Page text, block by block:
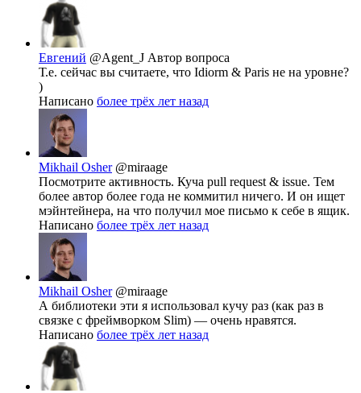
Евгений @Agent_J Автор вопроса
Т.е. сейчас вы считаете, что Idiorm & Paris не на уровне?
)
Написано более трёх лет назад
Mikhail Osher @miraage
Посмотрите активность. Куча pull request & issue. Тем
более автор более года не коммитил ничего. И он ищет
мэйнтейнера, на что получил мое письмо к себе в ящик.
Написано более трёх лет назад
Mikhail Osher @miraage
А библиотеки эти я использовал кучу раз (как раз в
связке с фреймворком Slim) — очень нравятся.
Написано более трёх лет назад